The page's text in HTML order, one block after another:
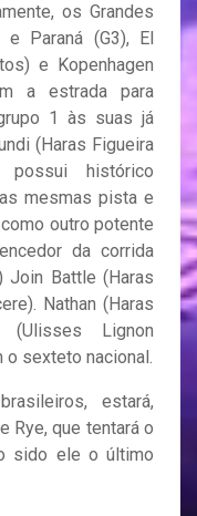
os Grandes
Paraná (G3), El
e Kopenhagen
a estrada para
1 às suas já
(Haras Figueira
histórico
mesmas pista e
outro potente
da corrida
Join Battle (Haras
Nathan (Haras
Lignon
o sexteto nacional.
estará,
Rye, que tentará o
sido ele o último